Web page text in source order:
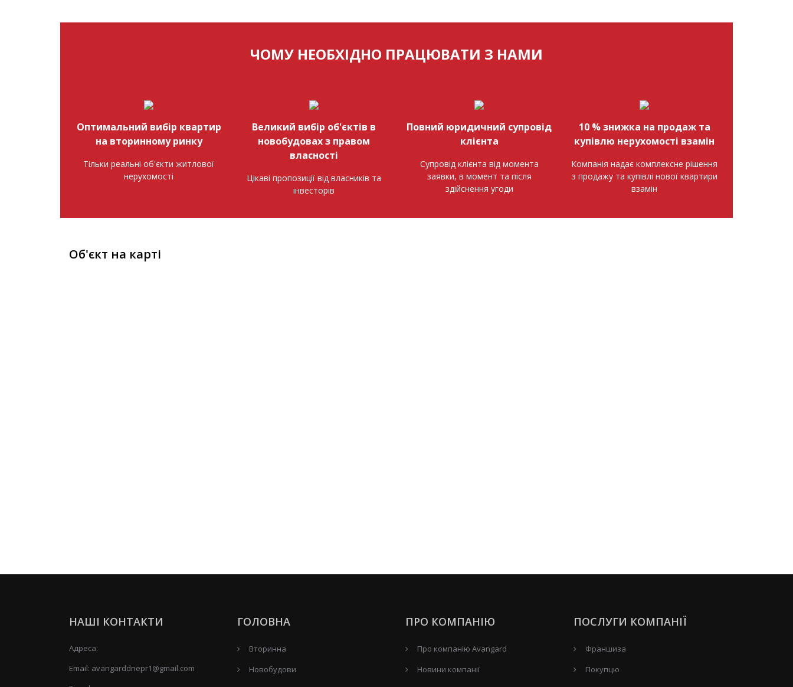
ЧОМУ НЕОБХІДНО ПРАЦЮВАТИ З НАМИ
Оптимальний вибір квартир
на вторинному ринку
Тільки реальні об'єкти житлової
нерухомості
Великий вибір об'єктів в
новобудовах з правом
власності
Цікаві пропозиції від власників та
інвесторів
Повний юридичний супровід
клієнта
Супровід клієнта від момента
заявки, в момент та після
здійснення угоди
10 % знижка на продаж та
купівлю нерухомості взамін
Компанія надає комплексне рішення
з продажу та купівлі нової квартири
взамін
Об'єкт на карті
НАШІ КОНТАКТИ
Адреса:
Email: avangarddnepr1@gmail.com
ГОЛОВНА
Вторинна
Новобудови
ПРО КОМПАНІЮ
Про компанію Avangard
Новини компанії
ПОСЛУГИ КОМПАНІЇ
Франшиза
Покупцю